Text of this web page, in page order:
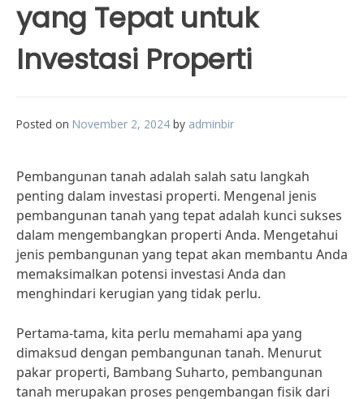
yang Tepat untuk
Investasi Properti
Posted on November 2, 2024 by adminbir
Pembangunan tanah adalah salah satu langkah
penting dalam investasi properti. Mengenal jenis
pembangunan tanah yang tepat adalah kunci sukses
dalam mengembangkan properti Anda. Mengetahui
jenis pembangunan yang tepat akan membantu Anda
memaksimalkan potensi investasi Anda dan
menghindari kerugian yang tidak perlu.
Pertama-tama, kita perlu memahami apa yang
dimaksud dengan pembangunan tanah. Menurut
pakar properti, Bambang Suharto, pembangunan
tanah merupakan proses pengembangan fisik dari